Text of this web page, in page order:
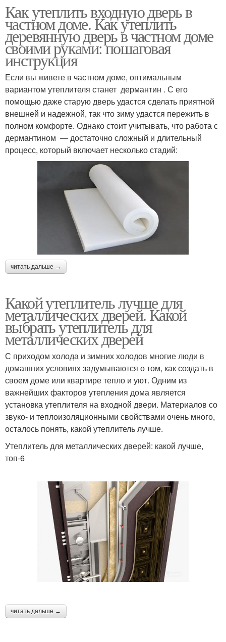
Как утеплить входную дверь в
частном доме. Как утеплить
деревянную дверь в частном доме
своими руками: пошаговая
инструкция
Если вы живете в частном доме, оптимальным
вариантом утеплителя станет дермантин . С его
помощью даже старую дверь удастся сделать приятной
внешней и надежной, так что зиму удастся пережить в
полном комфорте. Однако стоит учитывать, что работа с
дермантином — достаточно сложный и длительный
процесс, который включает несколько стадий:
читать дальше →
Какой утеплитель лучше для
металлических дверей. Какой
выбрать утеплитель для
металлических дверей
С приходом холода и зимних холодов многие люди в
домашних условиях задумываются о том, как создать в
своем доме или квартире тепло и уют. Одним из
важнейших факторов утепления дома является
установка утеплителя на входной двери. Материалов со
звуко- и теплоизоляционными свойствами очень много,
осталось понять, какой утеплитель лучше.
Утеплитель для металлических дверей: какой лучше,
топ-6
читать дальше →